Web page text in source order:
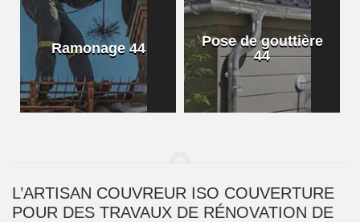
Ramonage 44
Pose de gouttière
44
L’ARTISAN COUVREUR ISO COUVERTURE
POUR DES TRAVAUX DE RÉNOVATION DE